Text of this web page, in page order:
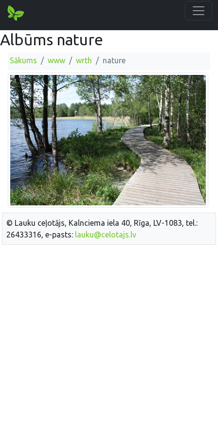
Albūms nature
Sākums www wrth nature
© Lauku ceļotājs, Kalnciema iela 40, Rīga, LV-1083, tel.:
26433316, e-pasts: lauku@celotajs.lv